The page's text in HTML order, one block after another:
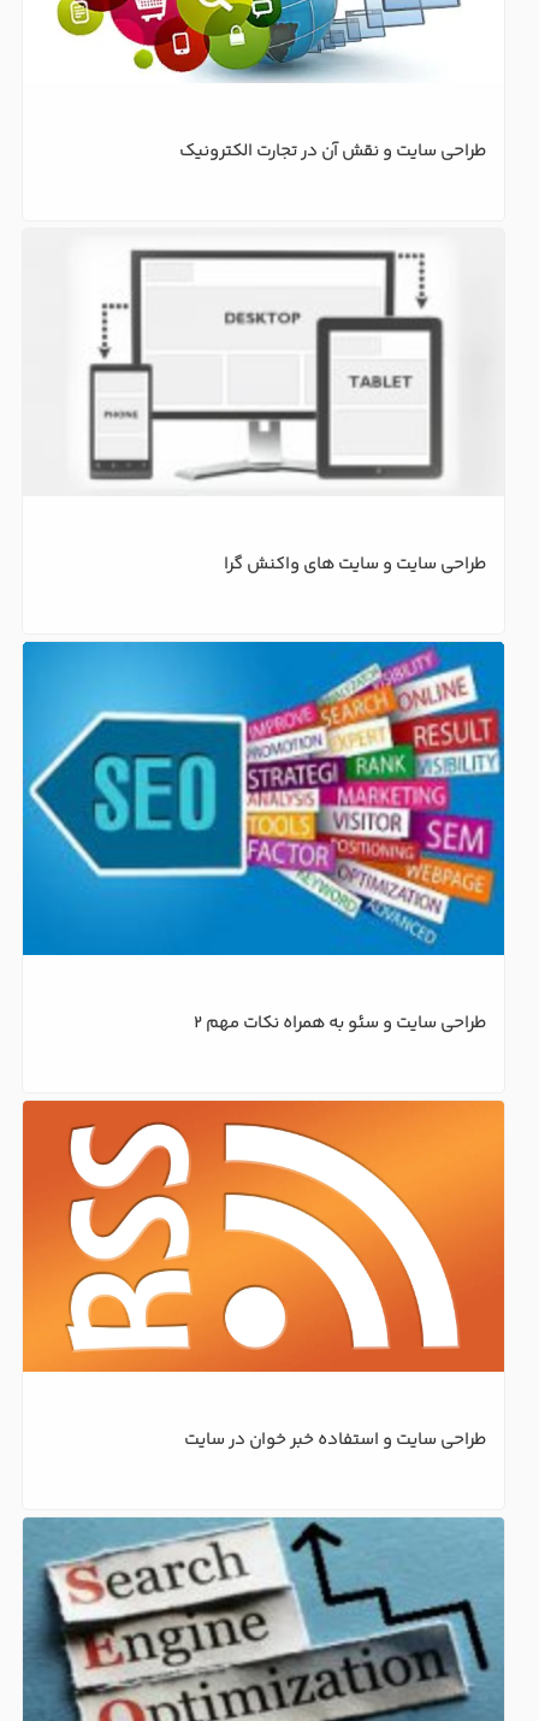
طراحی سایت و نقش آن در تجارت الکترونیک
طراحی سایت و سایت های واکنش گرا
طراحی سایت و سئو به همراه نکات مهم 2
طراحی سایت و استفاده خبر خوان در سایت